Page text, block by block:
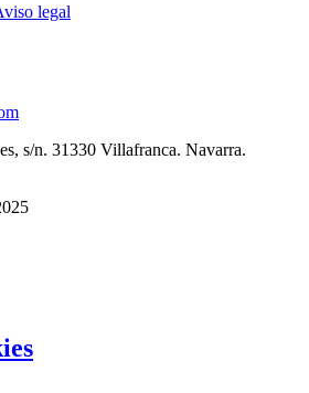
legal
s/n. 31330 Villafranca. Navarra.